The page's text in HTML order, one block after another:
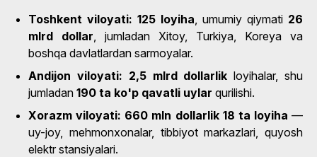
Toshkent viloyati: 125 loyiha , umumiy qiymati 26
mlrd dollar , jumladan Xitoy, Turkiya, Koreya va
boshqa davlatlardan sarmoyalar.
Andijon viloyati: 2,5 mlrd dollarlik loyihalar, shu
jumladan 190 ta ko'p qavatli uylar qurilishi.
Xorazm viloyati: 660 mln dollarlik 18 ta loyiha —
uy-joy, mehmonxonalar, tibbiyot markazlari, quyosh
elektr stansiyalari.